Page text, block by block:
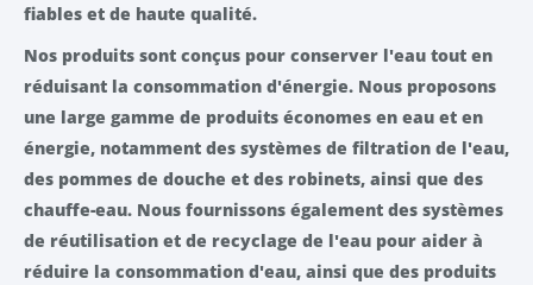
fiables et de haute qualité.
Nos produits sont conçus pour conserver l'eau tout en
réduisant la consommation d'énergie. Nous proposons
une large gamme de produits économes en eau et en
énergie, notamment des systèmes de filtration de l'eau,
des pommes de douche et des robinets, ainsi que des
chauffe-eau. Nous fournissons également des systèmes
de réutilisation et de recyclage de l'eau pour aider à
réduire la consommation d'eau, ainsi que des produits